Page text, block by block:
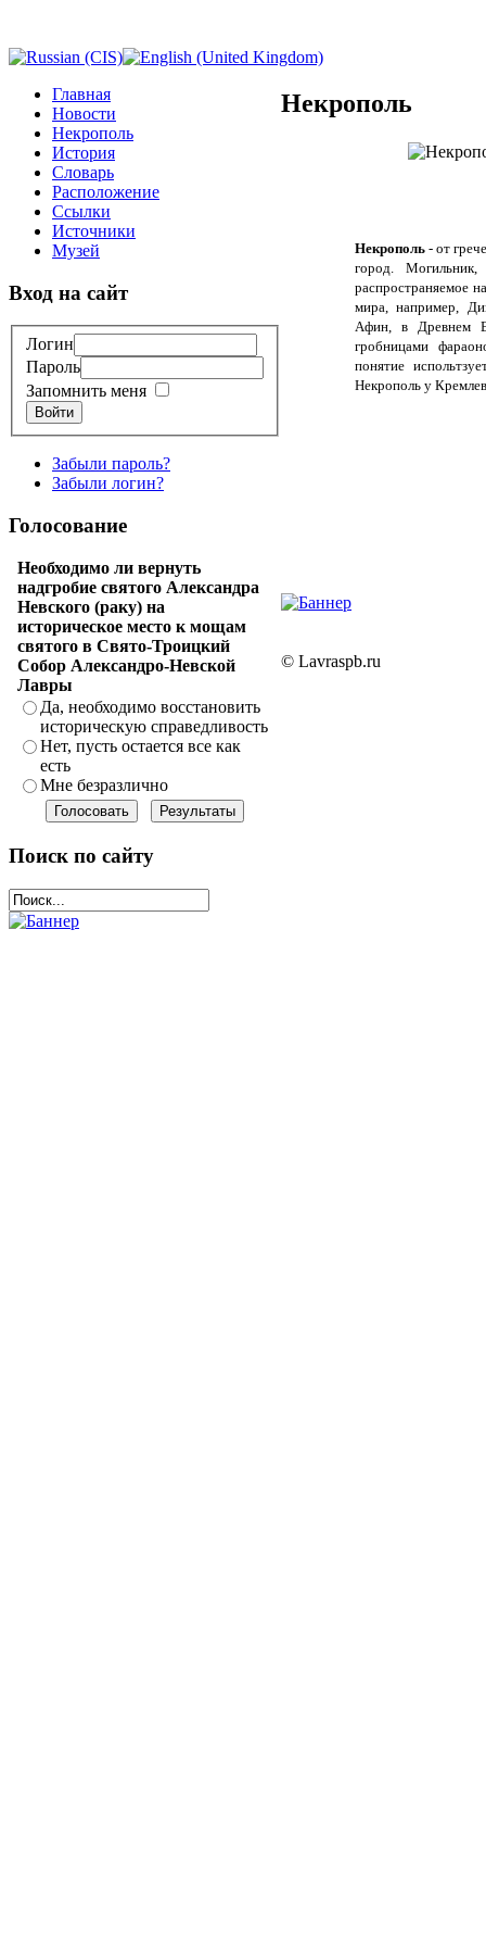
Главная
Новости
Некрополь
История
Словарь
Расположение
Ссылки
Источники
Музей
Вход на сайт
Логин
Пароль
Запомнить меня
Войти
Забыли пароль?
Забыли логин?
Голосование
Необходимо ли вернуть
надгробие святого Александра
Невского (раку) на
историческое место к мощам
святого в Свято-Троицкий
Собор Александро-Невской
Лавры
Да, необходимо восстановить
историческую справедливость
Нет, пусть остается все как
есть
Мне безразлично
Поиск по сайту
Некрополь
Некрополь - от
город.
распространяемое
мира, например,
Афин, в Древнем
гробницами
понятие
Некрополь у
© Lavraspb.ru